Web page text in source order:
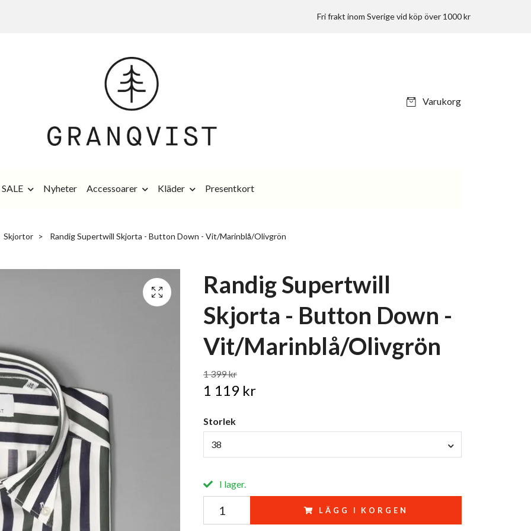
Fri frakt inom Sverige vid köp över 1000 kr
Varukorg
SALE Nyheter Accessoarer Kläder Presentkort
Skjortor Randig Supertwill Skjorta - Button Down - Vit/Marinblå/Olivgrön
Randig Supertwill
Skjorta - Button Down -
Vit/Marinblå/Olivgrön
1 399 kr
1 119 kr
Storlek
38
I lager.
LÄGG I KORGEN